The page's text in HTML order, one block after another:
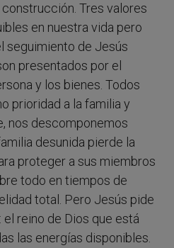
Tres valores
en nuestra vida pero
seguimiento de Jesús
presentados por el
y los bienes. Todos
prioridad a la familia y
nos descomponemos
desunida pierde la
proteger a sus miembros
todo en tiempos de
total. Pero Jesús pide
reino de Dios que está
las energías disponibles.